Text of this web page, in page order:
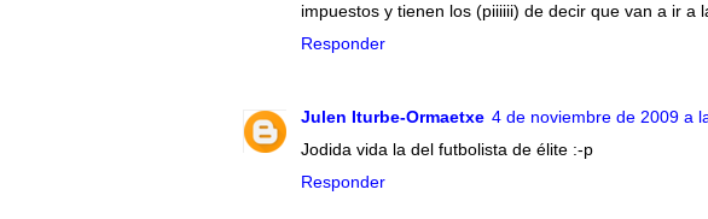
impuestos y tienen los (piiiiii) de decir que van a ir a
Responder
Julen Iturbe-Ormaetxe 4 de noviembre de 2009 a
Jodida vida la del futbolista de élite :-p
Responder